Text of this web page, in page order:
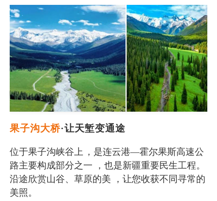
果子沟大桥·让天堑变通途
位于果子沟峡谷上 ，是连云港—霍尔果斯高速公
路主要构成部分之一 ，也是新疆重要民生工程。
沿途欣赏山谷、草原的美 ，让您收获不同寻常的
美照。